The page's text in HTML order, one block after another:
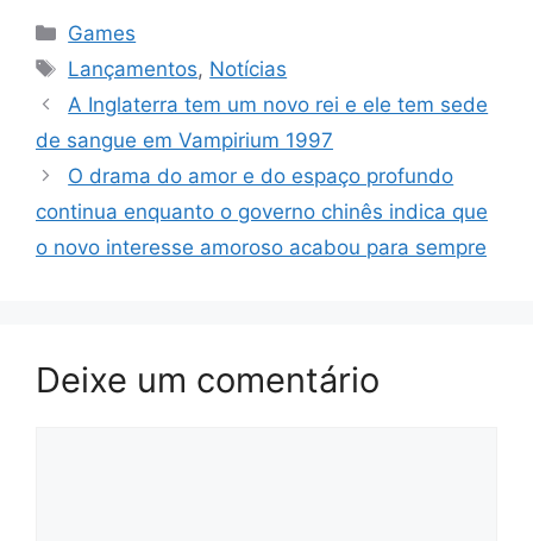
Categorias
Games
Tags
Lançamentos, Notícias
A Inglaterra tem um novo rei e ele tem sede
de sangue em Vampirium 1997
O drama do amor e do espaço profundo
continua enquanto o governo chinês indica que
o novo interesse amoroso acabou para sempre
Deixe um comentário